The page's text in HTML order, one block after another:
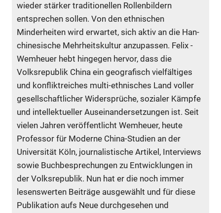
wieder stärker traditionellen Rollenbildern
entsprechen sollen. Von den ethnischen
Minderheiten wird erwartet, sich aktiv an die Han-
chinesische Mehrheitskultur anzupassen. Felix ­
Wemheuer hebt hingegen hervor, dass die
Volksrepublik China ein geografisch vielfältiges
und konfliktreiches multi-ethnisches Land voller
gesellschaftlicher Widersprüche, sozialer Kämpfe
und intellektueller Auseinandersetzungen ist. Seit
vielen Jahren veröffentlicht Wemheuer, heute
Professor für Moderne China-­Studien an der
Universität Köln, journalistische Artikel, Interviews
sowie Buchbesprechungen zu Entwicklungen in
der Volksrepublik. Nun hat er die noch immer
lesenswerten Beiträge ausgewählt und für diese
Publi­ka­tion aufs Neue durchgesehen und